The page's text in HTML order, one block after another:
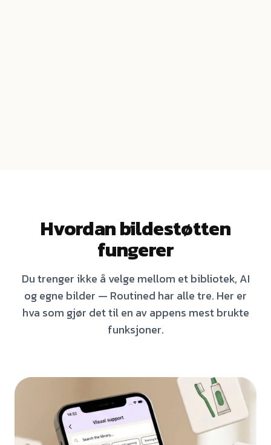
Hvordan bildestøtten
fungerer
Du trenger ikke å velge mellom et bibliotek, AI
og egne bilder — Routined har alle tre. Her er
hva som gjør det til en av appens mest brukte
funksjoner.